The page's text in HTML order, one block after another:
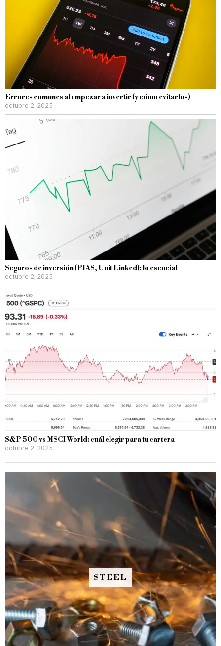
Errores comunes al empezar a invertir (y cómo evitarlos)
octubre 2, 2025
Seguros de inversión (PIAS, Unit Linked): lo esencial
octubre 2, 2025
S&P 500 vs MSCI World: cuál elegir para tu cartera
octubre 2, 2025
STEEL